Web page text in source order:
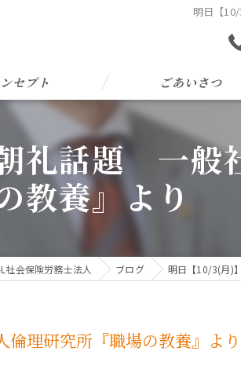
明日【
セプト ごあいさつ
話題 一般
教養』より
L社会保険労務士法人 ブログ 明日【10/3(月)
理研究所『職場の教養』より